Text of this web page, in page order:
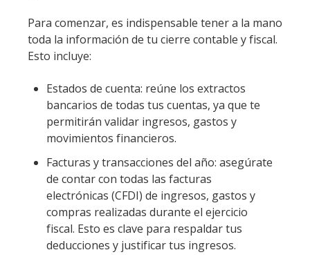
Para comenzar, es indispensable tener a la mano
toda la información de tu cierre contable y fiscal.
Esto incluye:
Estados de cuenta: reúne los extractos
bancarios de todas tus cuentas, ya que te
permitirán validar ingresos, gastos y
movimientos financieros.
Facturas y transacciones del año: asegúrate
de contar con todas las facturas
electrónicas (CFDI) de ingresos, gastos y
compras realizadas durante el ejercicio
fiscal. Esto es clave para respaldar tus
deducciones y justificar tus ingresos.